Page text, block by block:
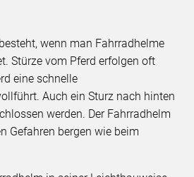
wenn man Fahrradhelme
Stürze vom Pferd erfolgen oft
eine schnelle
Auch ein Sturz nach hinten
werden. Der Fahrradhelm
Gefahren bergen wie beim